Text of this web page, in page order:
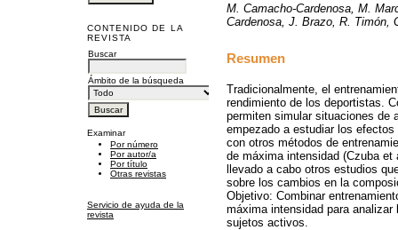
CONTENIDO DE LA
REVISTA
Buscar
Ámbito de la búsqueda
Examinar
Por número
Por autor/a
Por título
Otras revistas
Servicio de ayuda de la
revista
M. Camacho-Cardenosa, M.
Cardenosa, J. Brazo, R. Timón,
Resumen
Tradicionalmente, el
rendimiento de los deportistas.
permiten simular situaciones de
empezado a estudiar los
con otros métodos de
de máxima intensidad (Czuba
llevado a cabo otros estudios
sobre los cambios en la
Objetivo: Combinar
máxima intensidad para
sujetos activos.